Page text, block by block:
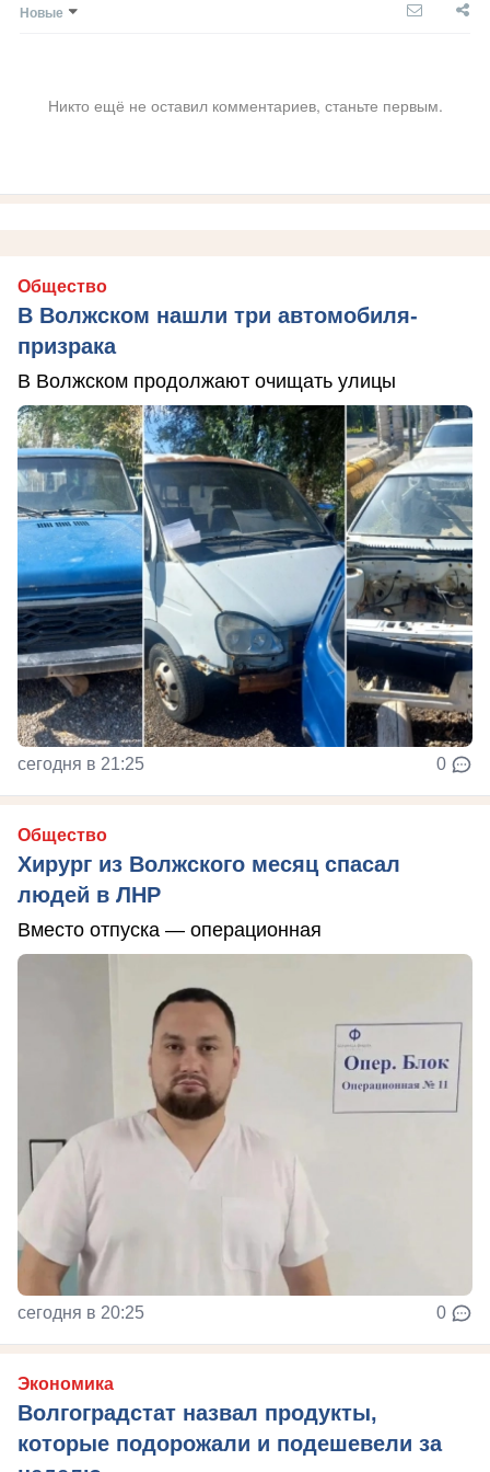
Новые
Никто ещё не оставил комментариев, станьте первым.
Общество
В Волжском нашли три автомобиля-
призрака
В Волжском продолжают очищать улицы
сегодня в 21:25 0
Общество
Хирург из Волжского месяц спасал
людей в ЛНР
Вместо отпуска — операционная
сегодня в 20:25 0
Экономика
Волгоградстат назвал продукты,
которые подорожали и подешевели за